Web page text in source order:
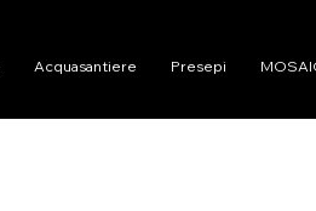
Acquasantiere Presepi